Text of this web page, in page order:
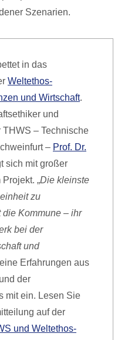
Szenarien.
in das
Weltethos-
und Wirtschaft.
und
– Technische
– Prof. Dr.
sich mit großer
„Die kleinste
zu
Kommune – ihr
bei der
und
Erfahrungen aus
der
mit ein. Lesen Sie
auf der
und Weltethos-